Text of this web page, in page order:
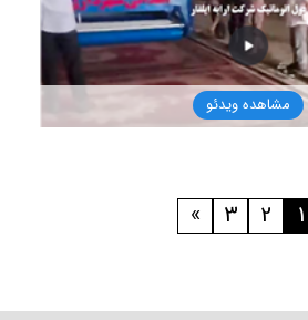
1401/8/16
مشاهده ویدئو
1401/8/16 1
2
3
»